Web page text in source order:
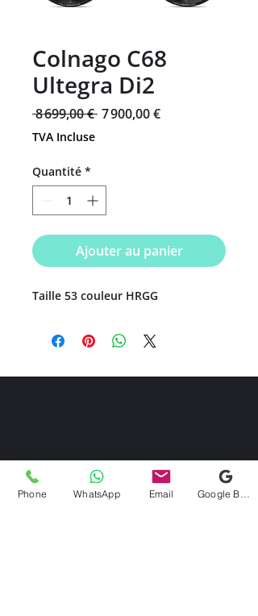
Colnago C68
Ultegra Di2
8 699,00 € Prix
7 900,00 €Prix
TVA Incluse
Quantité *
Ajouter au panier
Taille 53 couleur HRGG
Phone WhatsApp Email